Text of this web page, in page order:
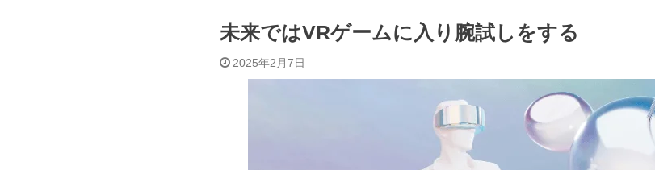
未来ではVRゲームに入り腕試しをする
2025年2月7日